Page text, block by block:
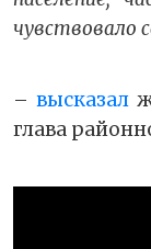
чувствовало
– высказал
глава